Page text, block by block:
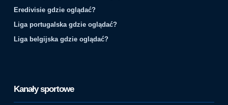
Eredivisie gdzie oglądać?
Liga portugalska gdzie oglądać?
Liga belgijska gdzie oglądać?
Kanały sportowe